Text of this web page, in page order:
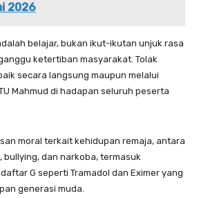
2026
belajar, bukan ikut-ikutan unjuk rasa
ketertiban masyarakat. Tolak
secara langsung maupun melalui
Mahmud di hadapan seluruh peserta
moral terkait kehidupan remaja, antara
bullying, dan narkoba, termasuk
G seperti Tramadol dan Eximer yang
generasi muda.